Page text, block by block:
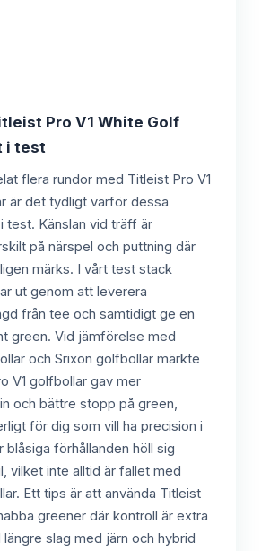
Pro V1 White Golf
i test
flera rundor med Titleist Pro V1
är det tydligt varför dessa
test. Känslan vid träff är
på närspel och puttning där
märks. I vårt test stack
ut genom att leverera
från tee och samtidigt ge en
green. Vid jämförelse med
och Srixon golfbollar märkte
V1 golfbollar gav mer
och bättre stopp på green,
för dig som vill ha precision i
blåsiga förhållanden höll sig
vilket inte alltid är fallet med
Ett tips är att använda Titleist
greener där kontroll är extra
slag med järn och hybrid